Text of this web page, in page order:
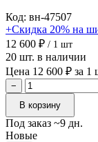
Код: вн-47507
+Скидка 20% на
12 600 ₽ / 1 шт
20 шт. в наличии
Цена 12 600 ₽ за 1
−
В корзину
Под заказ ~9 дн.
Новые